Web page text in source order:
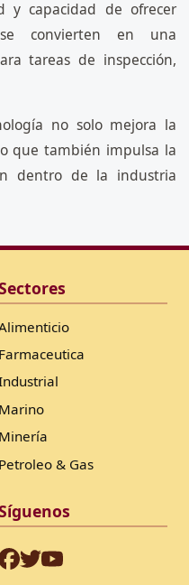
y capacidad de ofrecer
se convierten en una
tareas de inspección,
no solo mejora la
que también impulsa la
dentro de la industria
Farmaceutica
Marino
Minería
Petroleo & Gas